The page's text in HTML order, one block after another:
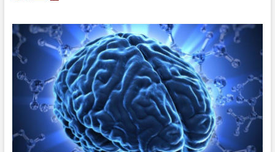
Społeczeństwo
polskie
głupieje.
jego
kryzysie
racjonalności.